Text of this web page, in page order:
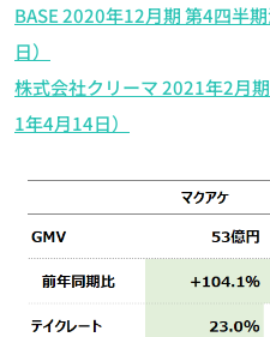
BASE 2020年12月期 第4四半
日）
株式会社クリーマ 2021年2月
1年4月14日）